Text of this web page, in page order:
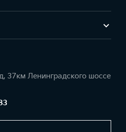
37км Ленинградского шоссе